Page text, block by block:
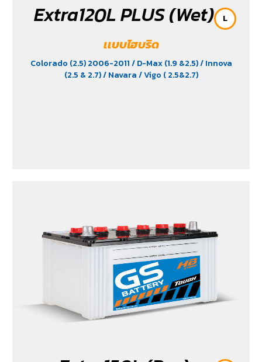
Extra120L PLUS (Wet)
เเบบไฮบริด
Colorado (2.5) 2006-2011/ D-Max (1.9 &2.5)/ Innova
(2.5 & 2.7)/ Navara/ Vigo ( 2.5&2.7)
L